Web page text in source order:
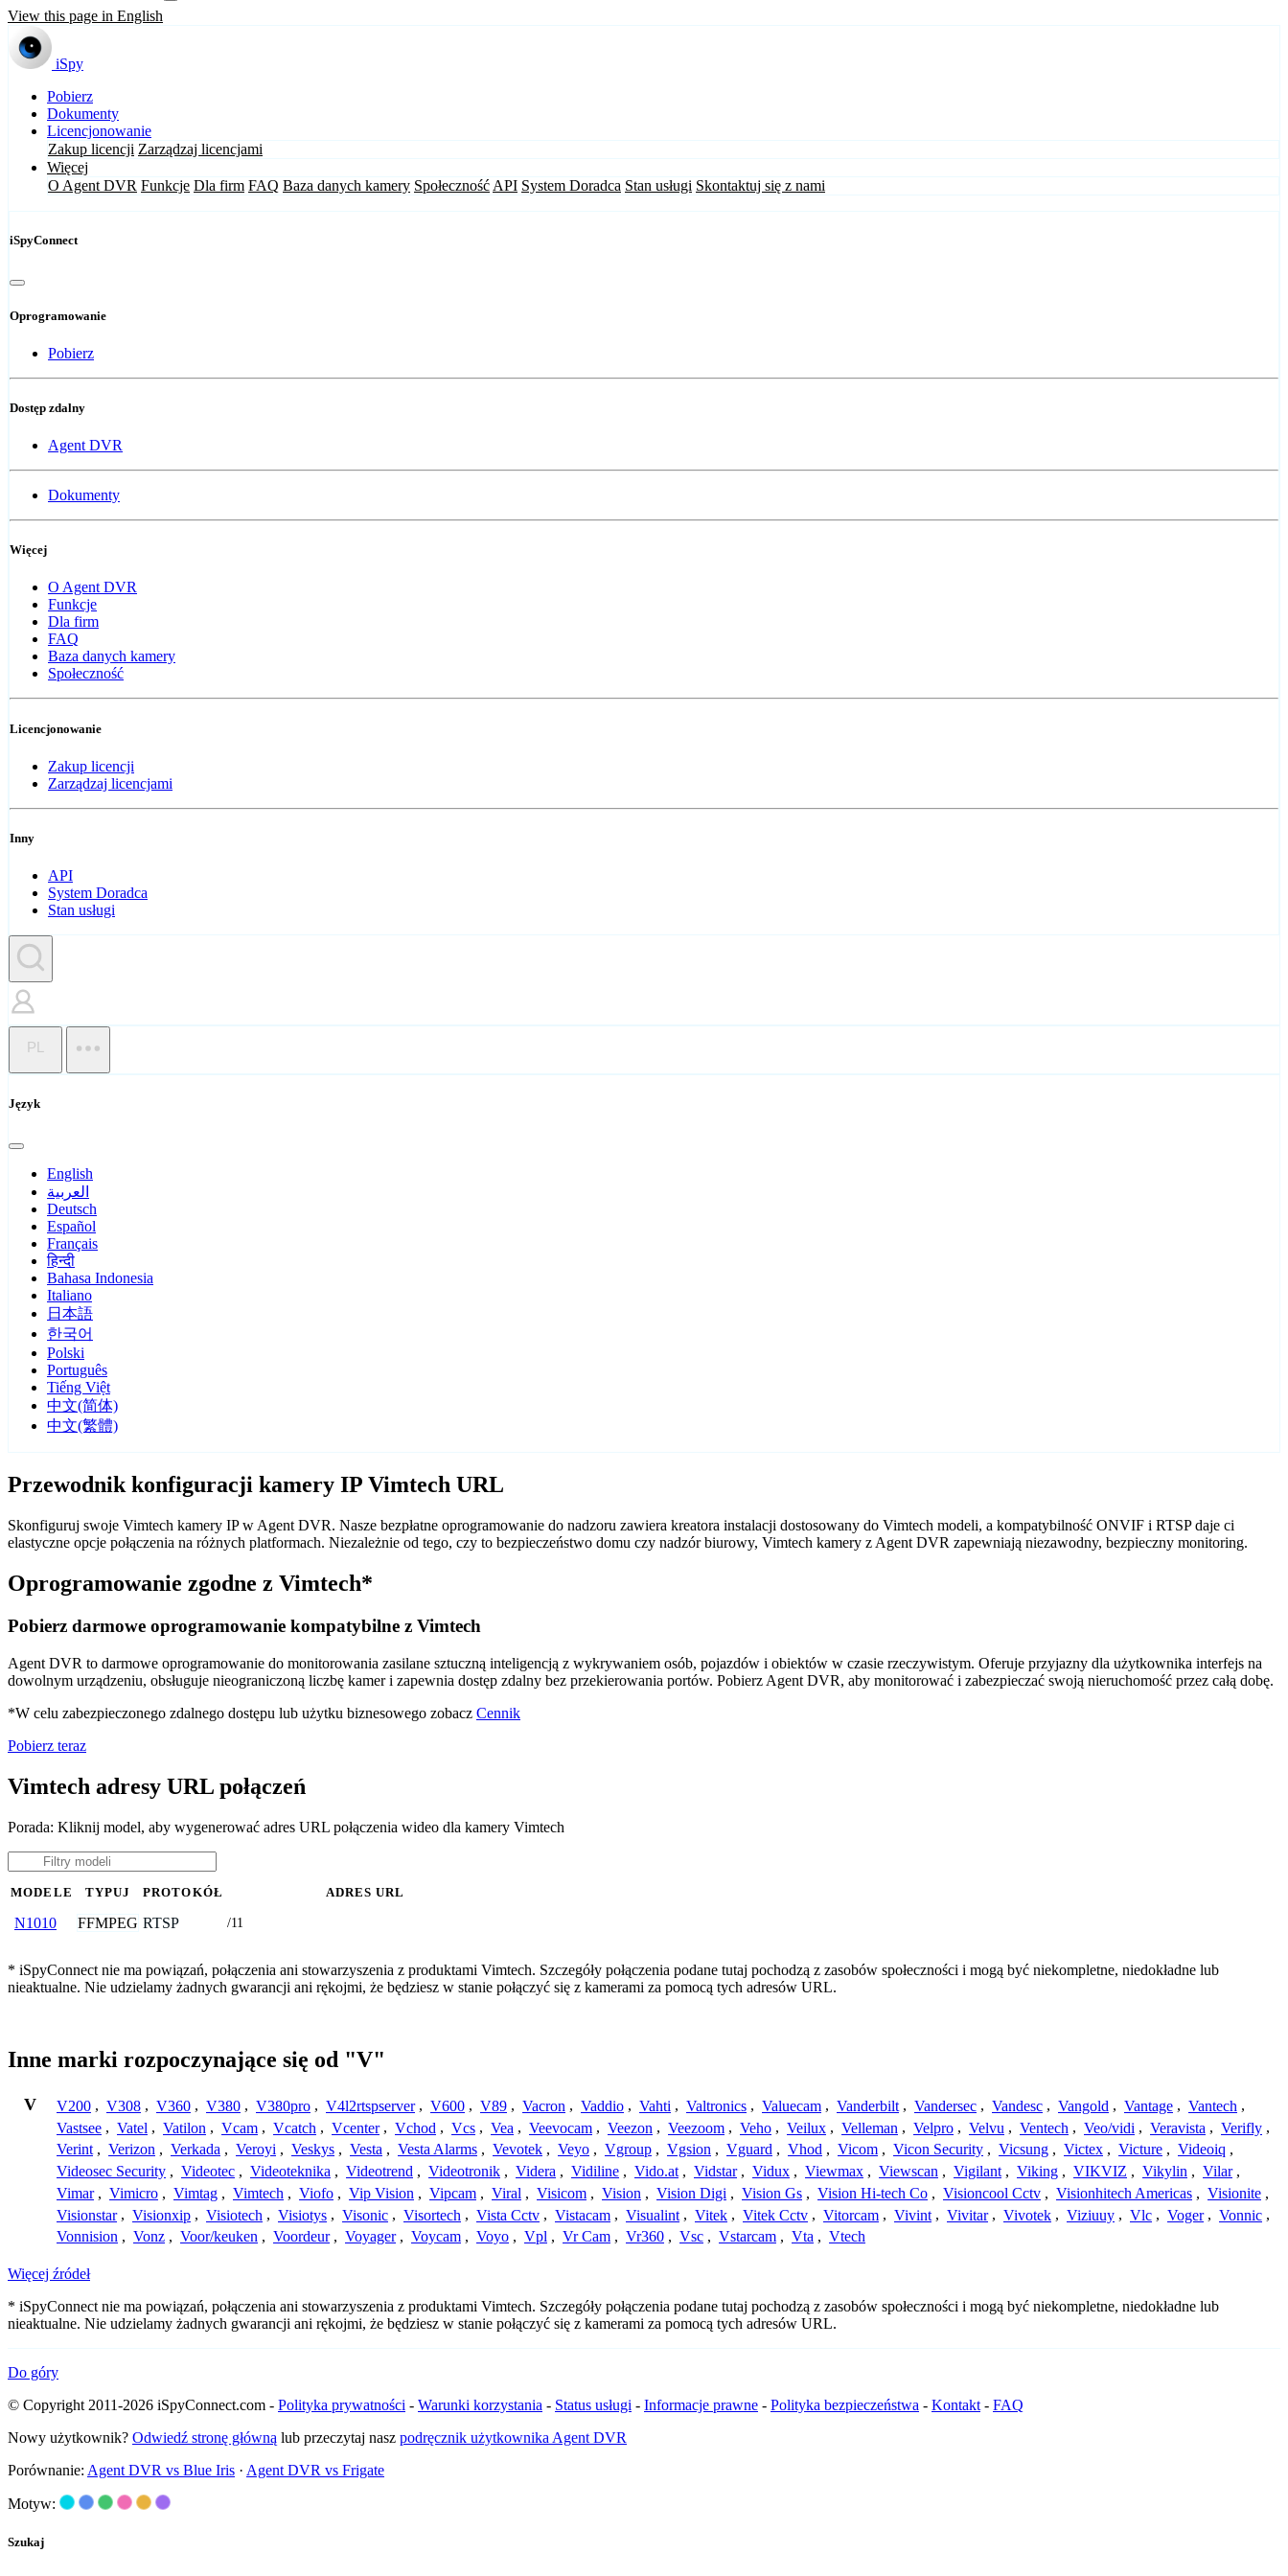
View this page in English
iSpy
Pobierz
Dokumenty
Licencjonowanie
Zakup licencji Zarządzaj licencjami
Więcej
O Agent DVR Funkcje Dla firm FAQ Baza danych kamery Społeczność API System Doradca Stan usługi Skontaktuj się z nami
iSpyConnect
Oprogramowanie
Pobierz
Dostęp zdalny
Agent DVR
Dokumenty
Więcej
O Agent DVR
Funkcje
Dla firm
FAQ
Baza danych kamery
Społeczność
Licencjonowanie
Zakup licencji
Zarządzaj licencjami
Inny
API
System Doradca
Stan usługi
PL
Język
English
العربية
Deutsch
Español
Français
हिन्दी
Bahasa Indonesia
Italiano
日本語
한국어
Polski
Português
Tiếng Việt
中文(简体)
中文(繁體)
Przewodnik konfiguracji kamery IP Vimtech URL
Skonfiguruj swoje Vimtech kamery IP w Agent DVR. Nasze bezpłatne oprogramowanie do nadzoru zawiera kreatora instalacji dostosowany do Vimtech modeli, a kompatybilność ONVIF i RTSP daje ci
elastyczne opcje połączenia na różnych platformach. Niezależnie od tego, czy to bezpieczeństwo domu czy nadzór biurowy, Vimtech kamery z Agent DVR zapewniają niezawodny, bezpieczny monitoring.
Oprogramowanie zgodne z Vimtech*
Pobierz darmowe oprogramowanie kompatybilne z Vimtech
Agent DVR to darmowe oprogramowanie do monitorowania zasilane sztuczną inteligencją z wykrywaniem osób, pojazdów i obiektów w czasie rzeczywistym. Oferuje przyjazny dla użytkownika interfejs na
dowolnym urządzeniu, obsługuje nieograniczoną liczbę kamer i zapewnia dostęp zdalny bez przekierowania portów. Pobierz Agent DVR, aby monitorować i zabezpieczać swoją nieruchomość przez całą dobę.
*W celu zabezpieczonego zdalnego dostępu lub użytku biznesowego zobacz Cennik
Pobierz teraz
Vimtech adresy URL połączeń
Porada: Kliknij model, aby wygenerować adres URL połączenia wideo dla kamery Vimtech
MODELE TYPUJ PROTOKÓŁ ADRES URL
N1010 FFMPEG RTSP /11
* iSpyConnect nie ma powiązań, połączenia ani stowarzyszenia z produktami Vimtech. Szczegóły połączenia podane tutaj pochodzą z zasobów społeczności i mogą być niekompletne, niedokładne lub
nieaktualne. Nie udzielamy żadnych gwarancji ani rękojmi, że będziesz w stanie połączyć się z kamerami za pomocą tych adresów URL.
Inne marki rozpoczynające się od "V"
V V200 , V308 , V360 , V380 , V380pro , V4l2rtspserver , V600 , V89 , Vacron , Vaddio , Vahti , Valtronics , Valuecam , Vanderbilt , Vandersec , Vandesc , Vangold , Vantage , Vantech ,
Vastsee , Vatel , Vatilon , Vcam , Vcatch , Vcenter , Vchod , Vcs , Vea , Veevocam , Veezon , Veezoom , Veho , Veilux , Velleman , Velpro , Velvu , Ventech , Veo/vidi , Veravista , Verifly ,
Verint , Verizon , Verkada , Veroyi , Veskys , Vesta , Vesta Alarms , Vevotek , Veyo , Vgroup , Vgsion , Vguard , Vhod , Vicom , Vicon Security , Vicsung , Victex , Victure , Videoiq ,
Videosec Security , Videotec , Videoteknika , Videotrend , Videotronik , Videra , Vidiline , Vido.at , Vidstar , Vidux , Viewmax , Viewscan , Vigilant , Viking , VIKVIZ , Vikylin , Vilar ,
Vimar , Vimicro , Vimtag , Vimtech , Viofo , Vip Vision , Vipcam , Viral , Visicom , Vision , Vision Digi , Vision Gs , Vision Hi-tech Co , Visioncool Cctv , Visionhitech Americas , Visionite ,
Visionstar , Visionxip , Visiotech , Visiotys , Visonic , Visortech , Vista Cctv , Vistacam , Visualint , Vitek , Vitek Cctv , Vitorcam , Vivint , Vivitar , Vivotek , Viziuuy , Vlc , Voger , Vonnic ,
Vonnision , Vonz , Voor/keuken , Voordeur , Voyager , Voycam , Voyo , Vpl , Vr Cam , Vr360 , Vsc , Vstarcam , Vta , Vtech
Więcej źródeł
* iSpyConnect nie ma powiązań, połączenia ani stowarzyszenia z produktami Vimtech. Szczegóły połączenia podane tutaj pochodzą z zasobów społeczności i mogą być niekompletne, niedokładne lub
nieaktualne. Nie udzielamy żadnych gwarancji ani rękojmi, że będziesz w stanie połączyć się z kamerami za pomocą tych adresów URL.
Do góry
© Copyright 2011-2026 iSpyConnect.com - Polityka prywatności - Warunki korzystania - Status usługi - Informacje prawne - Polityka bezpieczeństwa - Kontakt - FAQ
Nowy użytkownik? Odwiedź stronę główną lub przeczytaj nasz podręcznik użytkownika Agent DVR
Porównanie: Agent DVR vs Blue Iris · Agent DVR vs Frigate
Motyw:
Szukaj